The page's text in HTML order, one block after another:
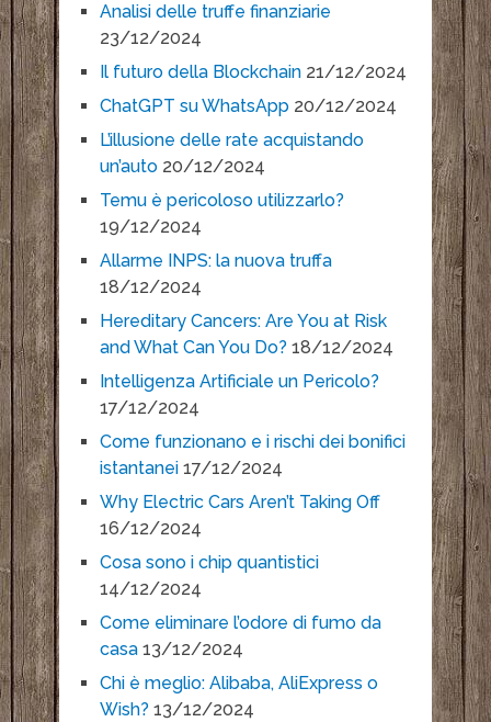
Analisi delle truffe finanziarie
23/12/2024
Il futuro della Blockchain 21/12/2024
ChatGPT su WhatsApp 20/12/2024
L’illusione delle rate acquistando
un’auto 20/12/2024
Temu è pericoloso utilizzarlo?
19/12/2024
Allarme INPS: la nuova truffa
18/12/2024
Hereditary Cancers: Are You at Risk
and What Can You Do? 18/12/2024
Intelligenza Artificiale un Pericolo?
17/12/2024
Come funzionano e i rischi dei bonifici
istantanei 17/12/2024
Why Electric Cars Aren’t Taking Off
16/12/2024
Cosa sono i chip quantistici
14/12/2024
Come eliminare l’odore di fumo da
casa 13/12/2024
Chi è meglio: Alibaba, AliExpress o
Wish? 13/12/2024